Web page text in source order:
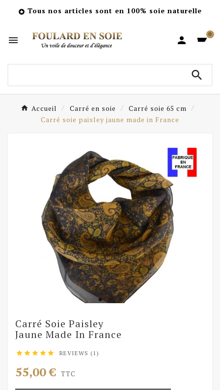
 Tous nos articles sont en 100% soie naturelle
 
0

Accueil Carré en soie
Carré soie 65 cm
Carré soie paisley jaune made in France
Carré Soie Paisley
Jaune Made In France
     REVIEWS (1)
55,00 € TTC